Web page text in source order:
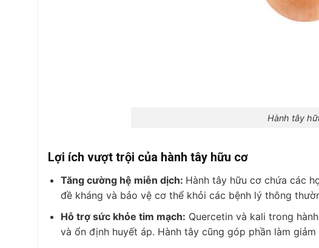
Hành tây
Lợi ích vượt trội của hành tây hữu cơ
Tăng cường hệ miễn dịch: Hành tây hữu cơ chứa các
đề kháng và bảo vệ cơ thể khỏi các bệnh lý thông
Hỗ trợ sức khỏe tim mạch: Quercetin và kali trong
và ổn định huyết áp. Hành tây cũng góp phần làm